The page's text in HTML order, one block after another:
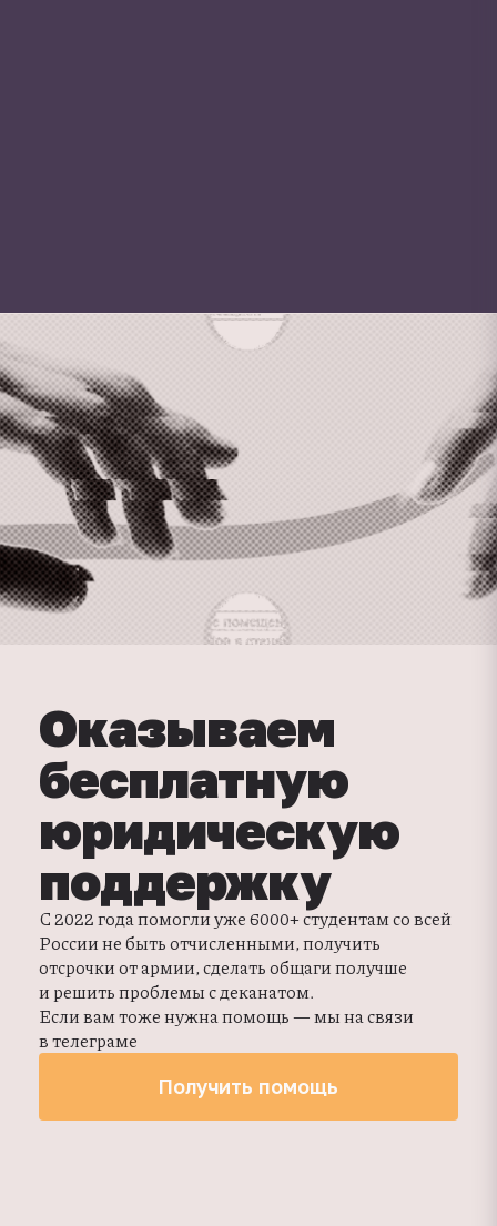
Оказываем
бесплатную
юридическую
поддержку
С 2022 года помогли уже 6000+ студентам со всей
России не быть отчисленными, получить
отсрочки от армии, сделать общаги получше
и решить проблемы с деканатом.
Если вам тоже нужна помощь — мы на связи
в телеграме
Получить помощь